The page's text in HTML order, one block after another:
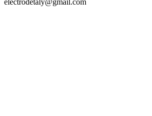
electrodetaly@gmail.com